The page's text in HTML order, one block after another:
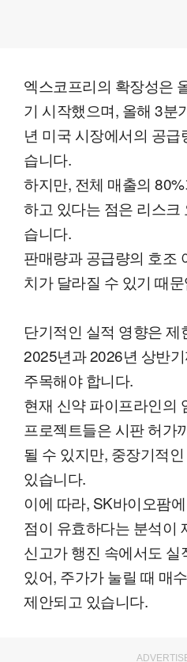
엑스코프리의 확장성은
기 시작했으며, 올해 3분
년 미국 시장에서의 공
습니다.
하지만, 전체 매출의
하고 있다는 점은 리스크
습니다.
판매량과 공급량의 호조
치가 달라질 수 있기 때
단기적인 실적 영향은
2025년과 2026년 상반
주목해야 합니다.
현재 신약 파이프라인의
프로젝트들은 시판 허가
될 수 있지만, 중장기적
있습니다.
이에 따라, SK바이오팜
점이 유효하다는 분석이
신고가 행진 속에서도
있어, 주가가 눌릴 때 매
제안되고 있습니다.